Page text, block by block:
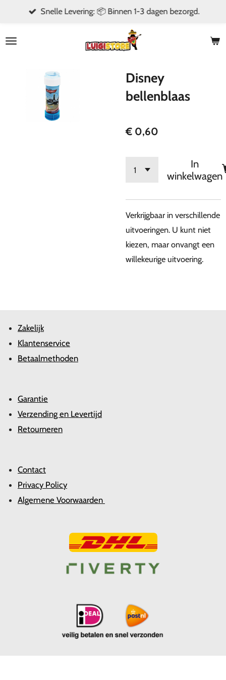
naar
hoofdinhoud
Snelle Levering: 📦 Binnen 1-3 dagen bezorgd.
Disney
bellenblaas
€ 0,60
In
winkelwagen
Verkrijgbaar in verschillende
uitvoeringen. U kunt niet
kiezen, maar onvangt een
willekeurige uitvoering.
Zakelijk
Klantenservice
Betaalmethoden
Garantie
Verzending en Levertijd
Retourneren
Contact
Privacy Policy
Algemene Voorwaarden